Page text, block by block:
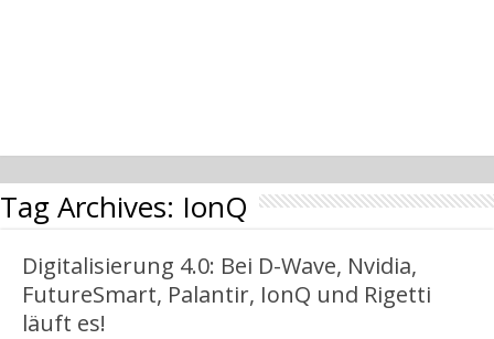
Tag Archives: IonQ
Digitalisierung 4.0: Bei D-Wave, Nvidia,
FutureSmart, Palantir, IonQ und Rigetti
läuft es!